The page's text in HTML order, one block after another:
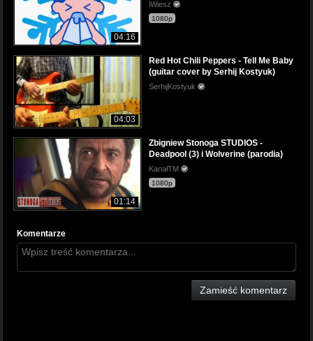
04:16
iWiesz
1080p
04:03
Red Hot Chili Peppers - Tell Me Baby
(guitar cover by Serhij Kostyuk)
SerhijKostyuk
01:14
Zbigniew Stonoga STUDIOS -
Deadpool (3) i Wolverine (parodia)
KanałTM
1080p
Komentarze
Zamieść komentarz